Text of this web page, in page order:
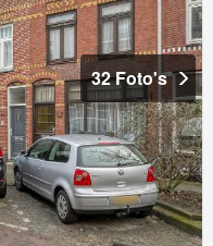
32 Foto's